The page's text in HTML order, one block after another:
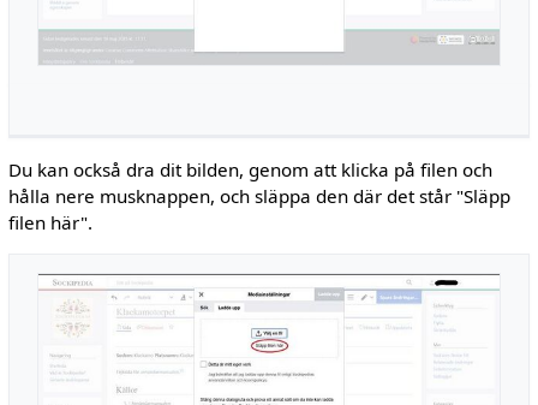
Du kan också dra dit bilden, genom att klicka på filen och
hålla nere musknappen, och släppa den där det står "Släpp
filen här".